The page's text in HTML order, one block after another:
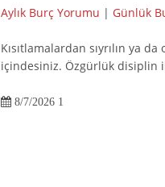
Aylık Burç Yorumu | Günlük
Kısıtlamalardan sıyrılın ya
içindesiniz. Özgürlük disiplin
8/7/2026 1